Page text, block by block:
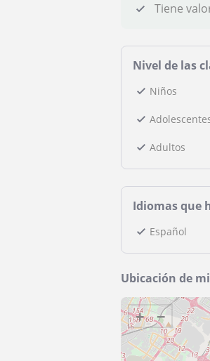
Tiene
Nivel de las
Niños
Adultos
Idiomas que
Español
Ubicación de
+ −